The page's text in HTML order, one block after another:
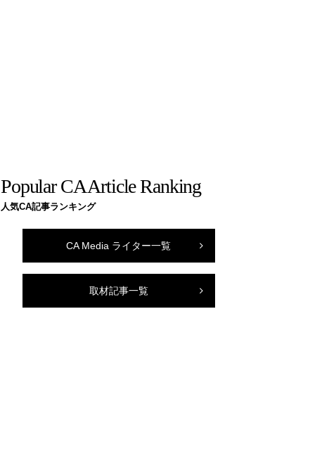
Popular CA Article Ranking
人気CA記事ランキング
CA Media ライター一覧
取材記事一覧